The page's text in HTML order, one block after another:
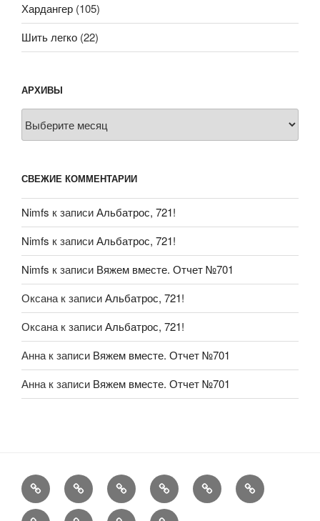
Хардангер (105)
Шить легко (22)
АРХИВЫ
СВЕЖИЕ КОММЕНТАРИИ
Nimfs к записиАльбатрос, 721!
Nimfs к записиАльбатрос, 721!
Nimfs к записи Вяжем вместе. Отчет №701
Оксанак записиАльбатрос, 721!
Оксанак записиАльбатрос, 721!
Аннак записи Вяжем вместе. Отчет №701
Аннак записи Вяжем вместе. Отчет №701
FAQ Рукоделие
А
еще
Мы КонкурсыОбменник
ХвастаемсяСтатьи Aukara User